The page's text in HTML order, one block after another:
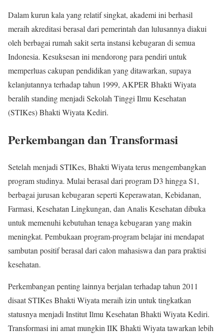
Dalam kurun kala yang relatif singkat, akademi ini berhasil
meraih akreditasi berasal dari pemerintah dan lulusannya diakui
oleh berbagai rumah sakit serta instansi kebugaran di semua
Indonesia. Kesuksesan ini mendorong para pendiri untuk
memperluas cakupan pendidikan yang ditawarkan, supaya
kelanjutannya terhadap tahun 1999, AKPER Bhakti Wiyata
beralih standing menjadi Sekolah Tinggi Ilmu Kesehatan
(STIKes) Bhakti Wiyata Kediri.
Perkembangan dan Transformasi
Setelah menjadi STIKes, Bhakti Wiyata terus mengembangkan
program studinya. Mulai berasal dari program D3 hingga S1,
berbagai jurusan kebugaran seperti Keperawatan, Kebidanan,
Farmasi, Kesehatan Lingkungan, dan Analis Kesehatan dibuka
untuk memenuhi kebutuhan tenaga kebugaran yang makin
meningkat. Pembukaan program-program belajar ini mendapat
sambutan positif berasal dari calon mahasiswa dan para praktisi
kesehatan.
Perkembangan penting lainnya berjalan terhadap tahun 2011
disaat STIKes Bhakti Wiyata meraih izin untuk tingkatkan
statusnya menjadi Institut Ilmu Kesehatan Bhakti Wiyata Kediri.
Transformasi ini amat mungkin IIK Bhakti Wiyata tawarkan lebih